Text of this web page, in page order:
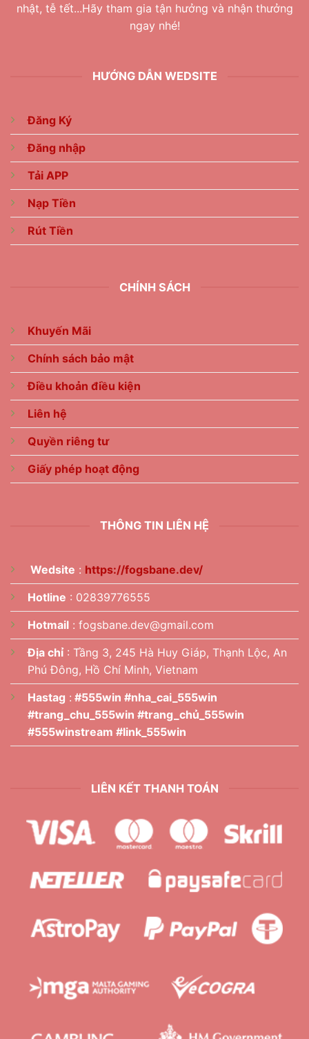
nhật, tễ tết...Hãy tham gia tận hưởng và nhận thưởng
ngay nhé!
HƯỚNG DẪN WEDSITE
Đăng Ký
Đăng nhập
Tải APP
Nạp Tiền
Rút Tiền
CHÍNH SÁCH
Khuyến Mãi
Chính sách bảo mật
Điều khoản điều kiện
Liên hệ
Quyền riêng tư
Giấy phép hoạt động
THÔNG TIN LIÊN HỆ
Wedsite : https://fogsbane.dev/
Hotline : 02839776555
Hotmail : fogsbane.dev@gmail.com
Địa chỉ : Tầng 3, 245 Hà Huy Giáp, Thạnh Lộc, An
Phú Đông, Hồ Chí Minh, Vietnam
Hastag : #555win #nha_cai_555win
#trang_chu_555win #trang_chủ_555win
#555winstream #link_555win
LIÊN KẾT THANH TOÁN